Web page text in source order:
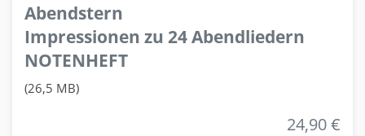
Abendstern
Impressionen zu 24 Abendliedern
NOTENHEFT
(26,5 MB)
24,90 €